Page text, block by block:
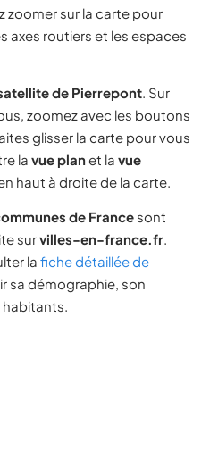
zoomer sur la carte pour
axes routiers et les espaces
de Pierrepont. Sur
zoomez avec les boutons
glisser la carte pour vous
la vue planet la vue
haut à droite de la carte.
de France sont
survilles-en-france.fr.
la fiche détaillée de
sa démographie, son
habitants.